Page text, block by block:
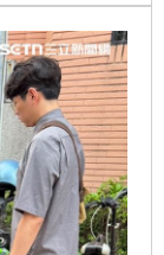
監視器把犯行